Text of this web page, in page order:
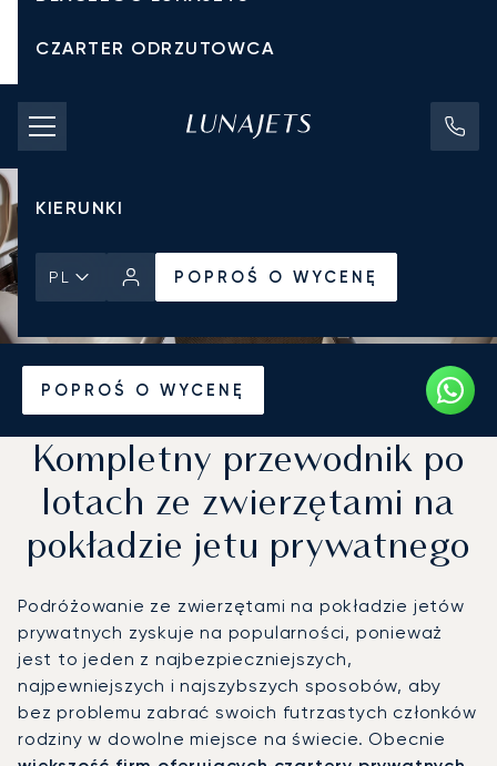
CZARTER ODRZUTOWCA
KOSZTY CZARTERU
PRYWATNE ODRZUTOWCE
KIERUNKI
PL POPROŚ O WYCENĘ
POPROŚ O WYCENĘ
Kompletny przewodnik po
lotach ze zwierzętami na
pokładzie jetu prywatnego
Podróżowanie ze zwierzętami na pokładzie jetów
prywatnych zyskuje na popularności, ponieważ
jest to jeden z najbezpieczniejszych,
najpewniejszych i najszybszych sposobów, aby
bez problemu zabrać swoich futrzastych członków
rodziny w dowolne miejsce na świecie. Obecnie